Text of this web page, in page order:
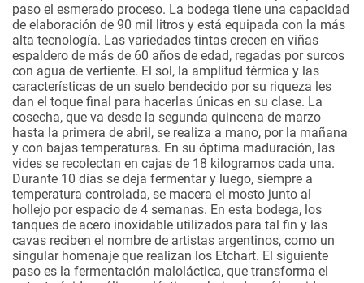
paso el esmerado proceso. La bodega tiene una capacidad
de elaboración de 90 mil litros y está equipada con la más
alta tecnología. Las variedades tintas crecen en viñas
espaldero de más de 60 años de edad, regadas por surcos
con agua de vertiente. El sol, la amplitud térmica y las
características de un suelo bendecido por su riqueza les
dan el toque final para hacerlas únicas en su clase. La
cosecha, que va desde la segunda quincena de marzo
hasta la primera de abril, se realiza a mano, por la mañana
y con bajas temperaturas. En su óptima maduración, las
vides se recolectan en cajas de 18 kilogramos cada una.
Durante 10 días se deja fermentar y luego, siempre a
temperatura controlada, se macera el mosto junto al
hollejo por espacio de 4 semanas. En esta bodega, los
tanques de acero inoxidable utilizados para tal fin y las
cavas reciben el nombre de artistas argentinos, como un
singular homenaje que realizan los Etchart. El siguiente
paso es la fermentación maloláctica, que transforma el